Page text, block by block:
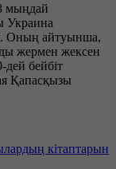
мыңдай
Украина
Оның айтуынша,
жермен жексен
бейбіт
Қапасқызы
кітаптарын